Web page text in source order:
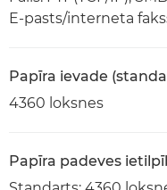
E-pasts/interneta
Papīra ievade
4360 loksnes
Papīra padeves